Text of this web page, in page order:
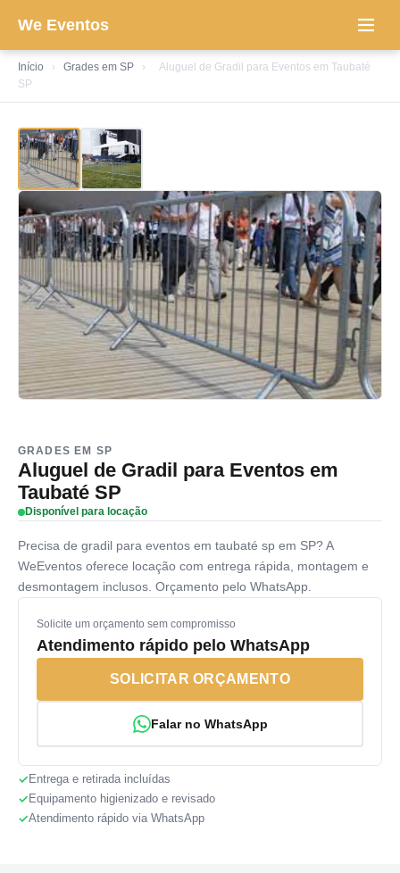
We Eventos
Início › Grades em SP ›
Aluguel de Gradil para Eventos em Taubaté
SP
GRADES EM SP
Aluguel de Gradil para Eventos em
Taubaté SP
Disponível para locação
Precisa de gradil para eventos em taubaté sp em SP? A
WeEventos oferece locação com entrega rápida, montagem e
desmontagem inclusos. Orçamento pelo WhatsApp.
Solicite um orçamento sem compromisso
Atendimento rápido pelo WhatsApp
SOLICITAR ORÇAMENTO
Falar no WhatsApp
Entrega e retirada incluídas
Equipamento higienizado e revisado
Atendimento rápido via WhatsApp